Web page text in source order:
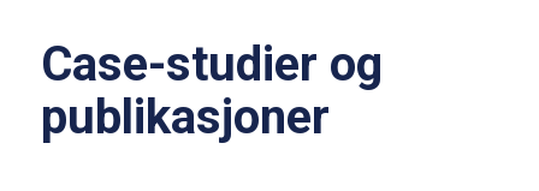
Case-studier og
publikasjoner